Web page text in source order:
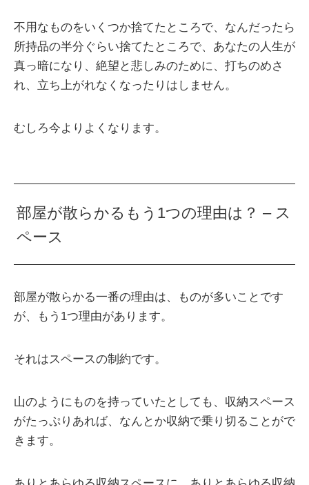
不用なものをいくつか捨てたところで、なんだったら
所持品の半分ぐらい捨てたところで、あなたの人生が
真っ暗になり、絶望と悲しみのために、打ちのめさ
れ、立ち上がれなくなったりはしません。
むしろ今よりよくなります。
部屋が散らかるもう1つの理由は？ – ス
ペース
部屋が散らかる一番の理由は、ものが多いことです
が、もう1つ理由があります。
それはスペースの制約です。
山のようにものを持っていたとしても、収納スペース
がたっぷりあれば、なんとか収納で乗り切ることがで
きます。